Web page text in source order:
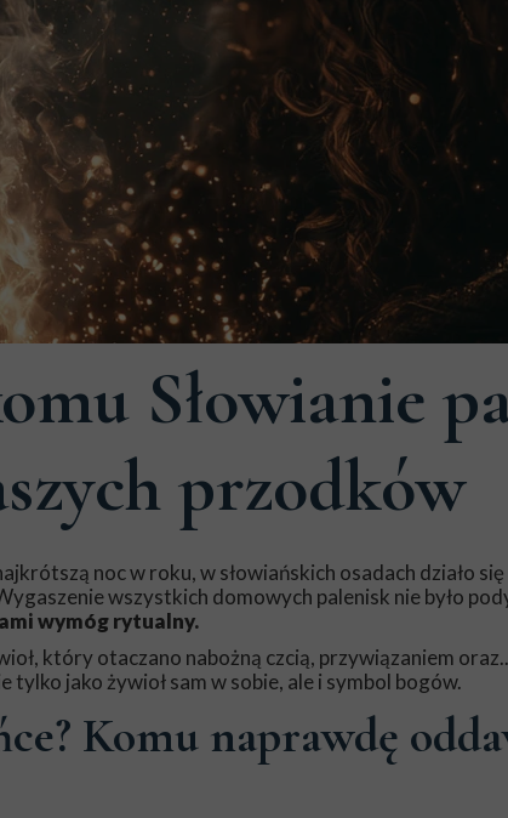
Słowianie
przodków
noc w roku, w słowiańskich osadach działo się
wszystkich domowych palenisk nie było
wymóg rytualny.
który otaczano nabożną czcią, przywiązaniem
tylko jako żywioł sam w sobie, ale i symbol bogów.
Komu naprawdę